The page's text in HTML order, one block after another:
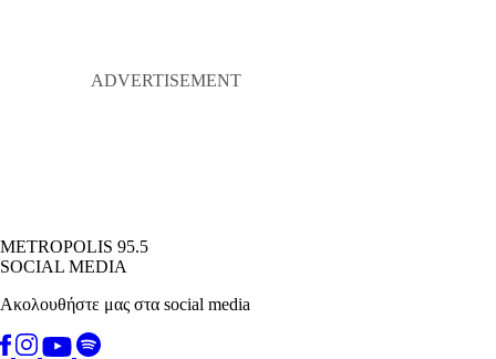
METROPOLIS 95.5
SOCIAL MEDIA
Ακολουθήστε μας στα social media